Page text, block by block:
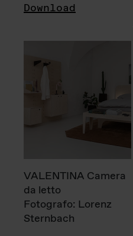
Download
VALENTINA Camera
da letto
Fotografo: Lorenz
Sternbach